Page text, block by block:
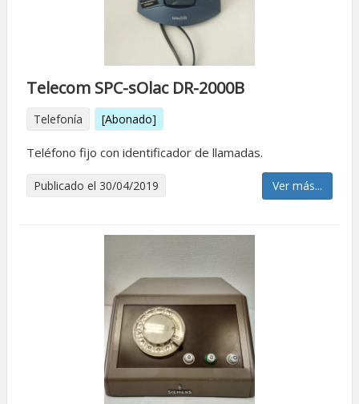
Telecom SPC-sOlac DR-2000B
Telefonía [Abonado]
Teléfono fijo con identificador de llamadas.
Publicado el 30/04/2019 Ver más...